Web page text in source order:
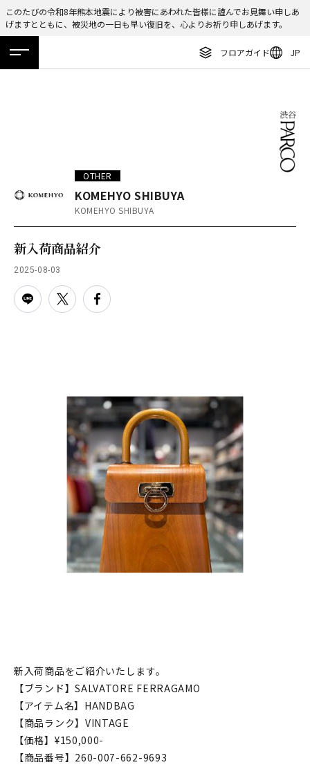
このたびの令和8年熊本地震により被害にあわれた皆様に謹んでお見舞い申しあ
げますとともに、被災地の一日も早い復旧を、心よりお祈り申しあげます。
フロアガイド JP
ホーム 特集 ニュース イベント アクセス
ニュース
TAX FREE
DELIVERY SERVICES
PARCOメンバーズ
ENGLISH
繁体字
OTHER
KOMEHYO SHIBUYA
KOMEHYO SHIBUYA
新入荷商品紹介
2025-08-03
新入荷商品をご紹介いたします。
【ブランド】SALVATORE FERRAGAMO
【アイテム名】HANDBAG
【商品ランク】VINTAGE
【価格】¥150,000-
【商品番号】260-007-662-9693